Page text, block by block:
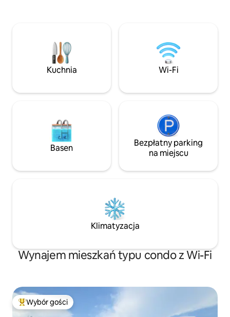
Dodatkowe pomieszczenie: idealne do
pracy zdalnej lub gier. 🍳 Kuchnia szefa
kuchni: w pełni wyposażona na potrzeby
długoterminowych pobytów. Twój
z filtrem
jest już dla
leżaki, parasol,
makaron i deski
Kuchnia Wi-Fi
Basen
Bezpłatny parking
na miejscu
Klimatyzacja
Wynajem mieszkań typu condo z Wi-Fi
Najpopularniejsze z kategorii Wybór gości
Wybór gości